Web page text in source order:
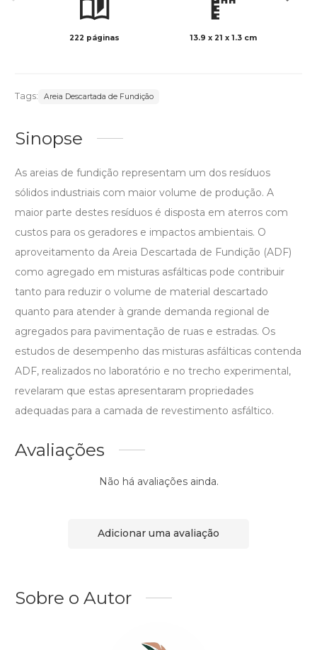
222 páginas 13.9 x 21 x 1.3 cm
Tags: Areia Descartada de Fundição
Sinopse
As areias de fundição representam um dos resíduos
sólidos industriais com maior volume de produção. A
maior parte destes resíduos é disposta em aterros com
custos para os geradores e impactos ambientais. O
aproveitamento da Areia Descartada de Fundição (ADF)
como agregado em misturas asfálticas pode contribuir
tanto para reduzir o volume de material descartado
quanto para atender à grande demanda regional de
agregados para pavimentação de ruas e estradas. Os
estudos de desempenho das misturas asfálticas contenda
ADF, realizados no laboratório e no trecho experimental,
revelaram que estas apresentaram propriedades
adequadas para a camada de revestimento asfáltico.
Avaliações
Não há avaliações ainda.
Adicionar uma avaliação
Sobre o Autor